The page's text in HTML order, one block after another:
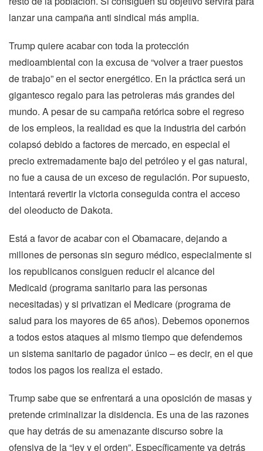
lanzar una campaña anti sindical más amplia.
Trump quiere acabar con toda la protección
medioambiental con la excusa de “volver a traer puestos
de trabajo” en el sector energético. En la práctica será un
gigantesco regalo para las petroleras más grandes del
mundo. A pesar de su campaña retórica sobre el regreso
de los empleos, la realidad es que la industria del carbón
colapsó debido a factores de mercado, en especial el
precio extremadamente bajo del petróleo y el gas natural,
no fue a causa de un exceso de regulación. Por supuesto,
intentará revertir la victoria conseguida contra el acceso
del oleoducto de Dakota.
Está a favor de acabar con el Obamacare, dejando a
millones de personas sin seguro médico, especialmente si
los republicanos consiguen reducir el alcance del
Medicaid (programa sanitario para las personas
necesitadas) y si privatizan el Medicare (programa de
salud para los mayores de 65 años). Debemos oponernos
a todos estos ataques al mismo tiempo que defendemos
un sistema sanitario de pagador único – es decir, en el que
todos los pagos los realiza el estado.
Trump sabe que se enfrentará a una oposición de masas y
pretende criminalizar la disidencia. Es una de las razones
que hay detrás de su amenazante discurso sobre la
ofensiva de la “ley y el orden”. Específicamente va detrás